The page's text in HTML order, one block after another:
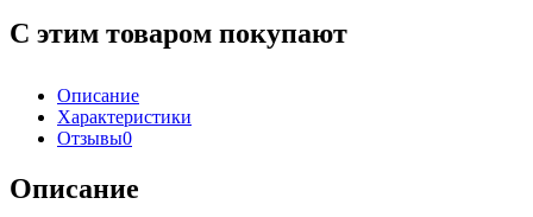
С этим товаром покупают
Описание
Характеристики
Отзывы0
Описание